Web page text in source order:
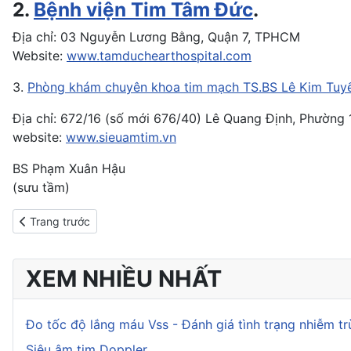
2. Bệnh viện Tim Tâm Đức.
Địa chỉ: 03 Nguyễn Lương Bằng, Quận 7, TPHCM
Website: www.tamduchearthospital.com
3. Phòng khám chuyên khoa tim mạch TS.BS Lê Kim
Địa chỉ: 672/16 (số mới 676/40) Lê Quang Định, Phường
website: www.sieuamtim.vn
BS Phạm Xuân Hậu
(sưu tầm)
Previous article: Nghiệm pháp Điện tâm đồ gắng sức phát hiện
Trang trước
XEM NHIỀU NHẤT
Đo tốc độ lắng máu Vss - Đánh giá tình trạng nhiễm